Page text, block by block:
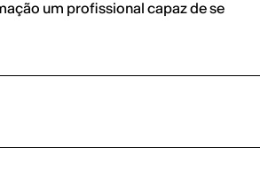
um profissional capaz de se